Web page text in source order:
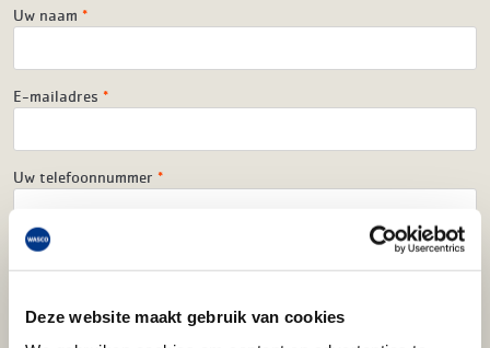
Deze website maakt gebruik van cookies
Uw naam *
E-mailadres *
Uw telefoonnummer *
Postcode